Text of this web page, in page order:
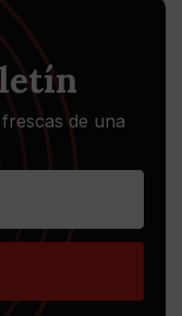
de una